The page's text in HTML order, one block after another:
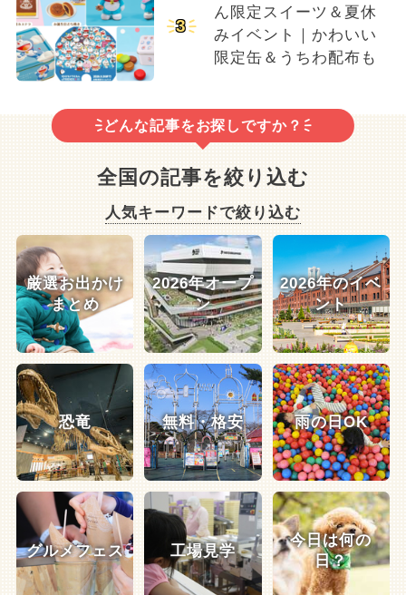
3
ん限定スイーツ＆夏休
みイベント｜かわいい
限定缶＆うちわ配布も
どんな記事をお探しですか？
全国の記事を絞り込む
人気キーワードで絞り込む
厳選お出かけ
まとめ
2026年オープ
ン
2026年のイベ
ント
恐竜 無料・格安 雨の日OK
グルメフェス 工場見学
今日は何の
日？